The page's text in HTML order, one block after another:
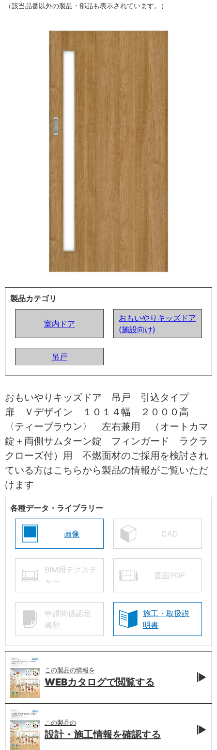
（該当品番以外の製品・部品も表示されています。）
製品カテゴリ
室内ドア
おもいやりキッズドア
(施設向け)
吊戸
おもいやりキッズドア 吊戸 引込タイプ
扉 Ｖデザイン １０１４幅 ２０００高
〈ティーブラウン〉 左右兼用 （オートカマ
錠＋両側サムターン錠 フィンガード ラクラ
クローズ付）用 不燃面材のご採用を検討され
ている方はこちらから製品の情報がご覧いただ
けます
各種データ・ライブラリー
画像 CAD
BIM用テクスチ
ャー
図面PDF
申請関係認定
書類
施工・取扱説
明書
この製品の情報を
WEBカタログで閲覧する
この製品の
設計・施工情報を確認する